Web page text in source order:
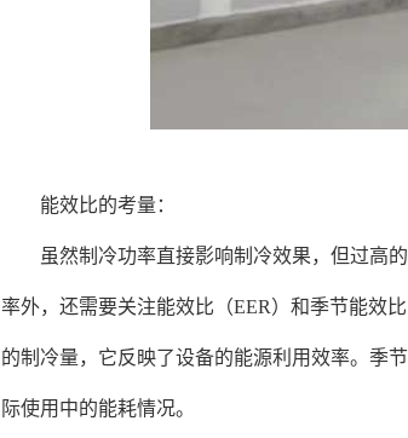
能效比的考量：
虽然制冷功率直接影响制冷效果，但过高的
率外，还需要关注能效比（EER）和季节能效
的制冷量，它反映了设备的能源利用效率。季
际使用中的能耗情况。